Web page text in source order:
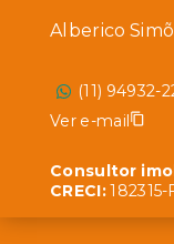
Alberico
(11) 94932-
Ver e-mail
Consultor
CRECI:182315-